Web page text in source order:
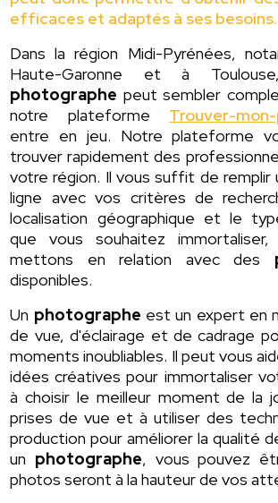
efficaces et adaptés à ses besoins.
Dans la région Midi-Pyrénées,
Haute-Garonne et à
photographe peut sembler
notre plateforme Trouver-
entre en jeu. Notre plateforme
trouver rapidement des
votre région. Il vous suffit de remplir
ligne avec vos critères de
localisation géographique et le
que vous souhaitez
mettons en relation avec des
disponibles.
Un photographe est un expert en
de vue, d'éclairage et de cadrage
moments inoubliables. Il peut vous
idées créatives pour immortaliser
à choisir le meilleur moment de la
prises de vue et à utiliser des
production pour améliorer la qualité
un photographe, vous pouvez
photos seront à la hauteur de vos